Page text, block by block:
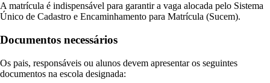
A matrícula é indispensável para garantir a vaga alocada pelo Sistema
Único de Cadastro e Encaminhamento para Matrícula (Sucem).
Documentos necessários
Os pais, responsáveis ou alunos devem apresentar os seguintes
documentos na escola designada: